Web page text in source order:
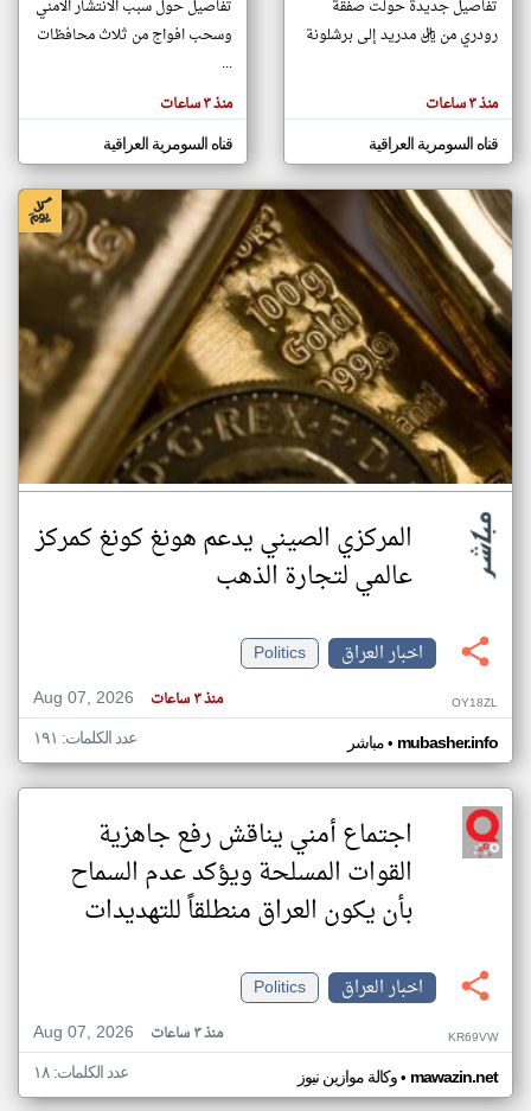
مصادر الأخبار من العراق
اخبار العراق على مدار الساعة
أهم اخبار العراق العاجلة والمباشرة
المقالات
الموجوده
هنا عن
وجهة
كاتبيها.
تفاصيل جديدة حولت صفقة
رودري من ريال مدريد إلى برشلونة
منذ ٣ ساعات
قناه السومرية العراقية
تفاصيل حول سبب الانتشار الامني
وسحب افواج من ثلاث محافظات
...
منذ ٣ ساعات
قناه السومرية العراقية
المركزي الصيني يدعم هونغ كونغ كمركز
عالمي لتجارة الذهب
اخبار العراق
Politics
Aug 07, 2026
منذ ٣ ساعات OY18ZL
مباشر• mubasher.info عدد الكلمات: ١٩١
اجتماع أمني يناقش رفع جاهزية
القوات المسلحة ويؤكد عدم السماح
بأن يكون العراق منطلقاً للتهديدات
اخبار العراق
Politics
Aug 07, 2026
منذ ٣ ساعات KR69VW
وكالة موازين نيوز• mawazin.net عدد الكلمات: ١٨
klyoum.com